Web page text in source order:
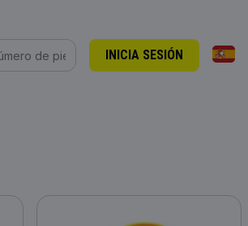
INICIA SESIÓN